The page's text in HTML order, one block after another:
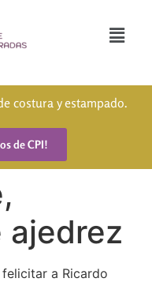
costura y estampado.
de CPI!
ajedrez
felicitar a Ricardo